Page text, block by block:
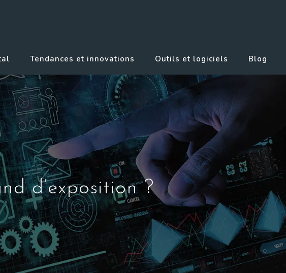
Tendances et innovations Outils et logiciels Blog
d’exposition ?